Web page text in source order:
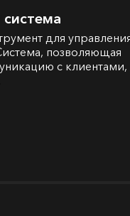
система
для
позволяющая
с клиентами,